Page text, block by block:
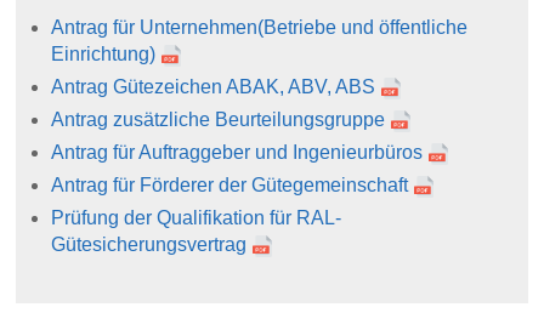
Antrag für Unternehmen(Betriebe und öffentliche
Einrichtung)
Antrag Gütezeichen ABAK, ABV, ABS
Antrag zusätzliche Beurteilungsgruppe
Antrag für Auftraggeber und Ingenieurbüros
Antrag für Förderer der Gütegemeinschaft
Prüfung der Qualifikation für RAL-
Gütesicherungsvertrag